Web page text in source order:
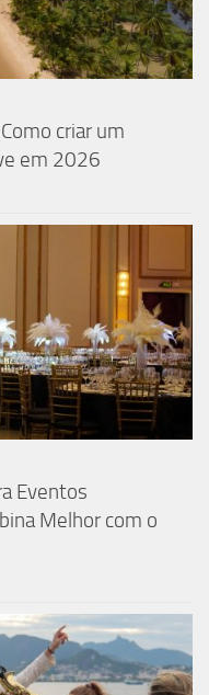
criar um
em 2026
Eventos
Melhor com o